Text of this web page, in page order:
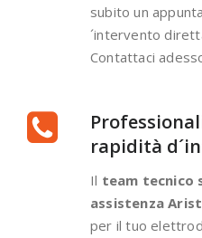
subito un
´intervento
Contattaci
rapidità
Il team tecnico
assistenza
per il tuo